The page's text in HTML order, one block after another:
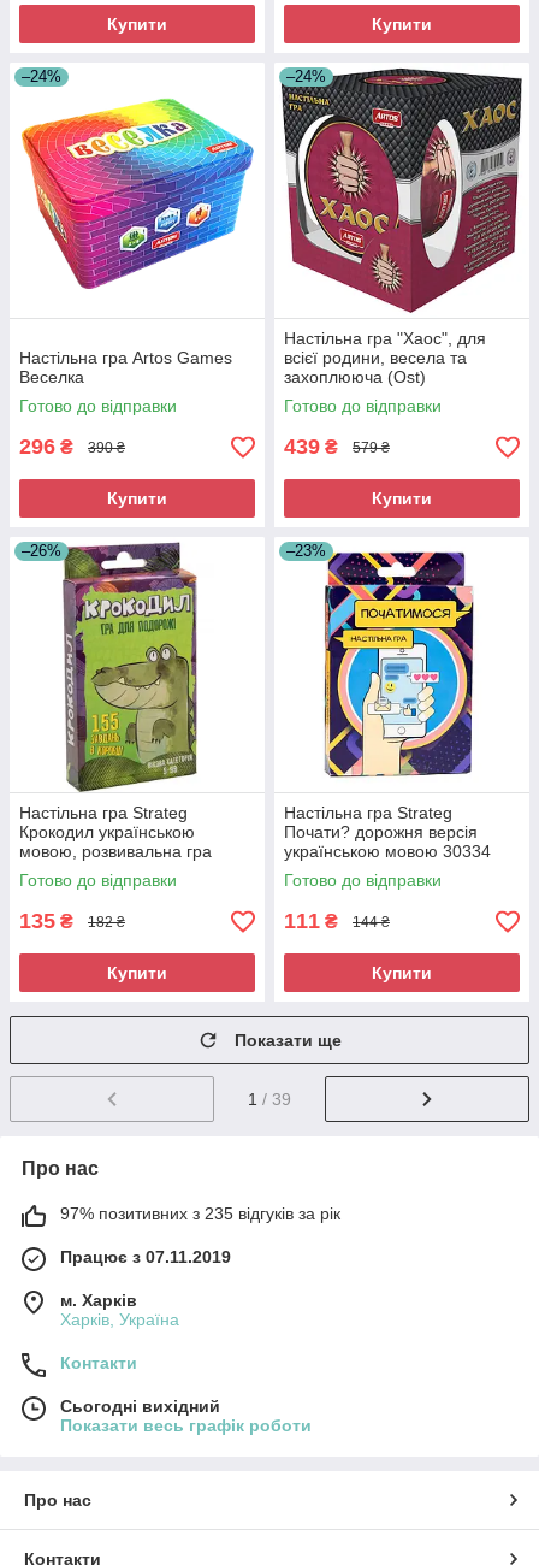
Купити Купити
–24%
Настільна гра Artos Games
Веселка
Готово до відправки
296 ₴ 390 ₴
Купити
–24%
Настільна гра "Хаос", для
всієї родини, весела та
захоплююча (Ost)
Готово до відправки
439 ₴ 579 ₴
Купити
–26%
Настільна гра Strateg
Крокодил українською
мовою, розвивальна гра
(30557)
Готово до відправки
135 ₴ 182 ₴
Купити
–23%
Настільна гра Strateg
Почати? дорожня версія
українською мовою 30334
Готово до відправки
111 ₴ 144 ₴
Купити
Показати ще
1 / 39
Про нас
97% позитивних з 235 відгуків за рік
Працює з 07.11.2019
м. Харків
Харків, Україна
Контакти
Сьогодні вихідний
Показати весь графік роботи
Про нас
Контакти